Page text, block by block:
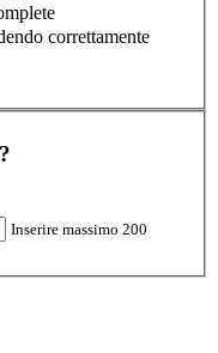
correttamente
Inserire massimo 200